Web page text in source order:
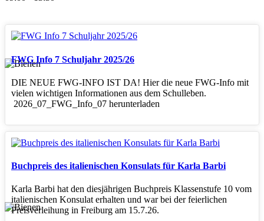
FWG Info 7 Schuljahr 2025/26
DIE NEUE FWG-INFO IST DA! Hier die neue FWG-Info mit
vielen wichtigen Informationen aus dem Schulleben.
2026_07_FWG_Info_07 herunterladen
Buchpreis des italienischen Konsulats für Karla Barbi
Karla Barbi hat den diesjährigen Buchpreis Klassenstufe 10 vom
italienischen Konsulat erhalten und war bei der feierlichen
Preisverleihung in Freiburg am 15.7.26.